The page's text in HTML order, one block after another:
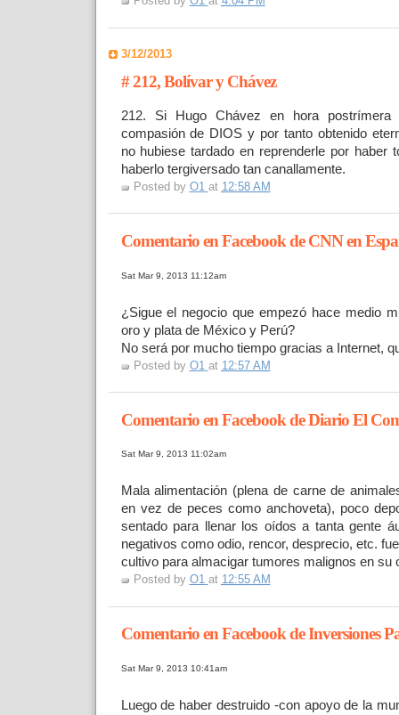
3/12/2013
# 212, Bolívar y Chávez
212. Si Hugo Chávez en hora postrímera
compasión de DIOS y por tanto obtenido
no hubiese tardado en reprenderle por haber
haberlo tergiversado tan canallamente.
Posted by O1 at 12:58 AM
Comentario en Facebook de CNN en
Sat Mar 9, 2013 11:12am
¿Sigue el negocio que empezó hace medio
oro y plata de México y Perú?
No será por mucho tiempo gracias a Internet,
Posted by O1 at 12:57 AM
Comentario en Facebook de Diario El
Sat Mar 9, 2013 11:02am
Mala alimentación (plena de carne de
en vez de peces como anchoveta), poco
sentado para llenar los oídos a tanta gente
negativos como odio, rencor, desprecio, etc.
cultivo para almacigar tumores malignos en su
Posted by O1 at 12:55 AM
Comentario en Facebook de Inversiones
Sat Mar 9, 2013 10:41am
Luego de haber destruido -con apoyo de la